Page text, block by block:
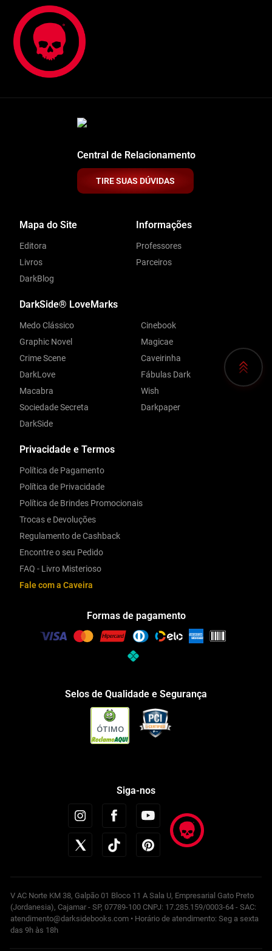
Central de Relacionamento
TIRE SUAS DÚVIDAS
Privacidade e Termos
Política de Pagamento
Política de Privacidade
Política de Brindes Promocionais
Trocas e Devoluções
Regulamento de Cashback
Encontre o seu Pedido
FAQ - Livro Misterioso
Fale com a Caveira
Mapa do Site
Editora
Livros
DarkBlog
Informações
Professores
Parceiros
DarkSide® LoveMarks
Medo Clássico
Graphic Novel
Crime Scene
DarkLove
Macabra
Sociedade Secreta
DarkSide
Cinebook
Magicae
Caveirinha
Fábulas Dark
Wish
Darkpaper
Formas de pagamento
Selos de Qualidade e Segurança
ÓTIMO
Siga-nos
V AC Norte KM 38, Galpão 01 Bloco 11 A Sala U, Empresarial Gato Preto
(Jordanesia), Cajamar - SP, 07789-100 CNPJ: 17.285.159/0003-64 - SAC:
atendimento@darksidebooks.com • Horário de atendimento: Seg a sexta
das 9h às 18h